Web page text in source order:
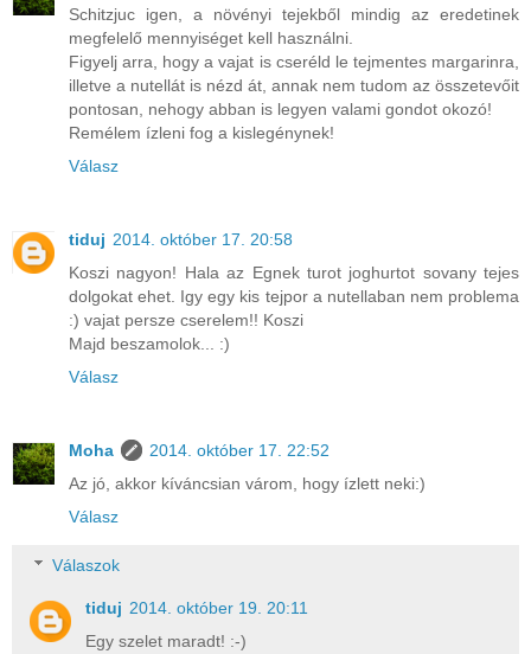
Schitzjuc igen, a növényi tejekből mindig az eredetinek
megfelelő mennyiséget kell használni.
Figyelj arra, hogy a vajat is cseréld le tejmentes margarinra,
illetve a nutellát is nézd át, annak nem tudom az összetevőit
pontosan, nehogy abban is legyen valami gondot okozó!
Remélem ízleni fog a kislegénynek!
Válasz
tiduj 2014. október 17. 20:58
Koszi nagyon! Hala az Egnek turot joghurtot sovany tejes
dolgokat ehet. Igy egy kis tejpor a nutellaban nem problema
:) vajat persze cserelem!! Koszi
Majd beszamolok... :)
Válasz
Moha
2014. október 17. 22:52
Az jó, akkor kíváncsian várom, hogy ízlett neki:)
Válasz
Válaszok
tiduj 2014. október 19. 20:11
Egy szelet maradt! :-)